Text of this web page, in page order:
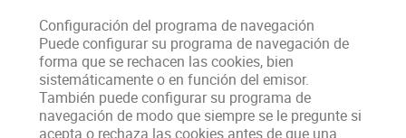
Configuración del programa de navegación
Puede configurar su programa de navegación de
forma que se rechacen las cookies, bien
sistemáticamente o en función del emisor.
También puede configurar su programa de
navegación de modo que siempre se le pregunte si
acepta o rechaza las cookies antes de que una